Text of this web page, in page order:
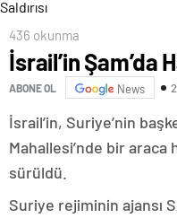
436 okunma
İsrail’in Şam’da
ABONE OL News
İsrail’in, Suriye’nin
Mahallesi’nde bir araca
sürüldü.
Suriye rejiminin ajansı